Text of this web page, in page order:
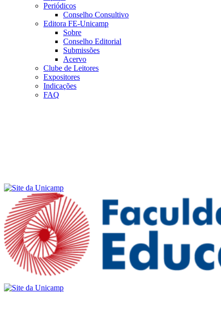
Periódicos
Conselho Consultivo
Editora FE-Unicamp
Sobre
Conselho Editorial
Submissões
Acervo
Clube de Leitores
Expositores
Indicações
FAQ